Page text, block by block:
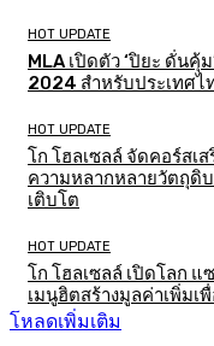
HOT UPDATE
MLA เปิดตัว ‘ปิยะ ดั่นคุ้
2024 สำหรับประเทศไ
HOT UPDATE
โก โฮลเซลล์ จัดคอร์ส
ความหลากหลายวัตถุดิ
เติบโต
HOT UPDATE
โก โฮลเซลล์ เปิดโลก
เมนูฮิตสร้างมูลค่าเพิ่มเ
โหลดเพิ่มเติม